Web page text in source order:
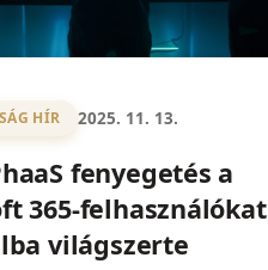
HÍR 2025. 11. 13.
fenyegetés a
365‑felhasználókat
világszerte